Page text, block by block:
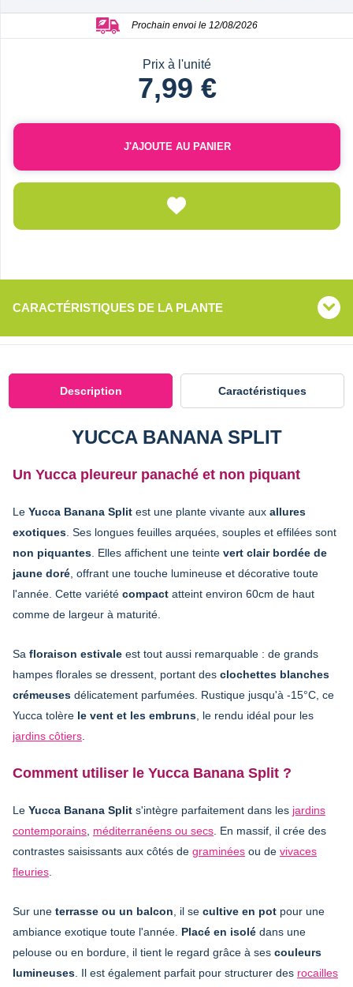
Prochain envoi le 12/08/2026
Prix à l'unité
7,99 €
J'AJOUTE AU PANIER
CARACTÉRISTIQUES DE LA PLANTE
Description Caractéristiques
YUCCA BANANA SPLIT
Un Yucca pleureur panaché et non piquant
Le Yucca Banana Split est une plante vivante aux allures
exotiques . Ses longues feuilles arquées, souples et effilées sont
non piquantes . Elles affichent une teinte vert clair bordée de
jaune doré , offrant une touche lumineuse et décorative toute
l'année. Cette variété compact atteint environ 60cm de haut
comme de largeur à maturité.
Sa floraison estivale est tout aussi remarquable : de grands
hampes florales se dressent, portant des clochettes blanches
crémeuses délicatement parfumées. Rustique jusqu'à -15°C, ce
Yucca tolère le vent et les embruns , le rendu idéal pour les
jardins côtiers
Comment utiliser le Yucca Banana Split ?
Le Yucca Banana Split s'intègre parfaitement dans les jardins
contemporains méditerranéens ou secs . En massif, il crée des
contrastes saisissants aux côtés de graminées ou de vivaces
fleuries
Sur une terrasse ou un balcon , il se cultive en pot pour une
ambiance exotique toute l'année. Placé en isolé dans une
pelouse ou en bordure, il tient le regard grâce à ses couleurs
lumineuses . Il est également parfait pour structurer des rocailles